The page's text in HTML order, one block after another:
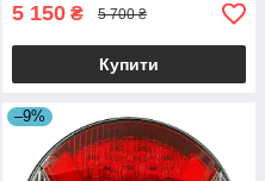
5 150 ₴ 5 700 ₴
Купити
–9%